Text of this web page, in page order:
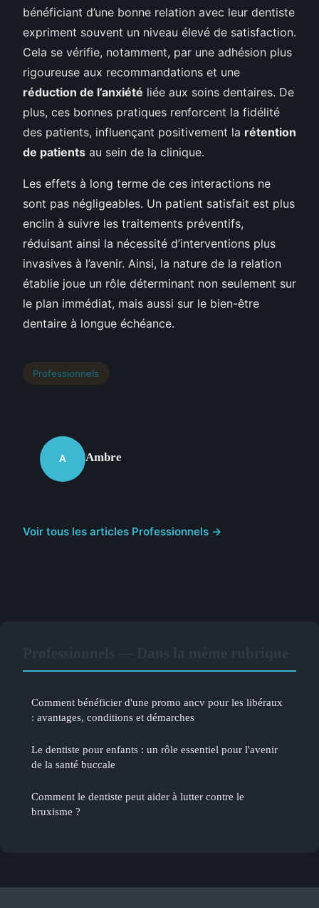
bénéficiant d’une bonne relation avec leur dentiste
expriment souvent un niveau élevé de satisfaction.
Cela se vérifie, notamment, par une adhésion plus
rigoureuse aux recommandations et une
réduction de l’anxiété liée aux soins dentaires. De
plus, ces bonnes pratiques renforcent la fidélité
des patients, influençant positivement la rétention
de patients au sein de la clinique.
Les effets à long terme de ces interactions ne
sont pas négligeables. Un patient satisfait est plus
enclin à suivre les traitements préventifs,
réduisant ainsi la nécessité d’interventions plus
invasives à l’avenir. Ainsi, la nature de la relation
établie joue un rôle déterminant non seulement sur
le plan immédiat, mais aussi sur le bien-être
dentaire à longue échéance.
Professionnels
A Ambre
Voir tous les articles Professionnels →
Comment bénéficier d'une promo ancv pour les libéraux
: avantages, conditions et démarches
Le dentiste pour enfants : un rôle essentiel pour l'avenir
de la santé buccale
Comment le dentiste peut aider à lutter contre le
bruxisme ?